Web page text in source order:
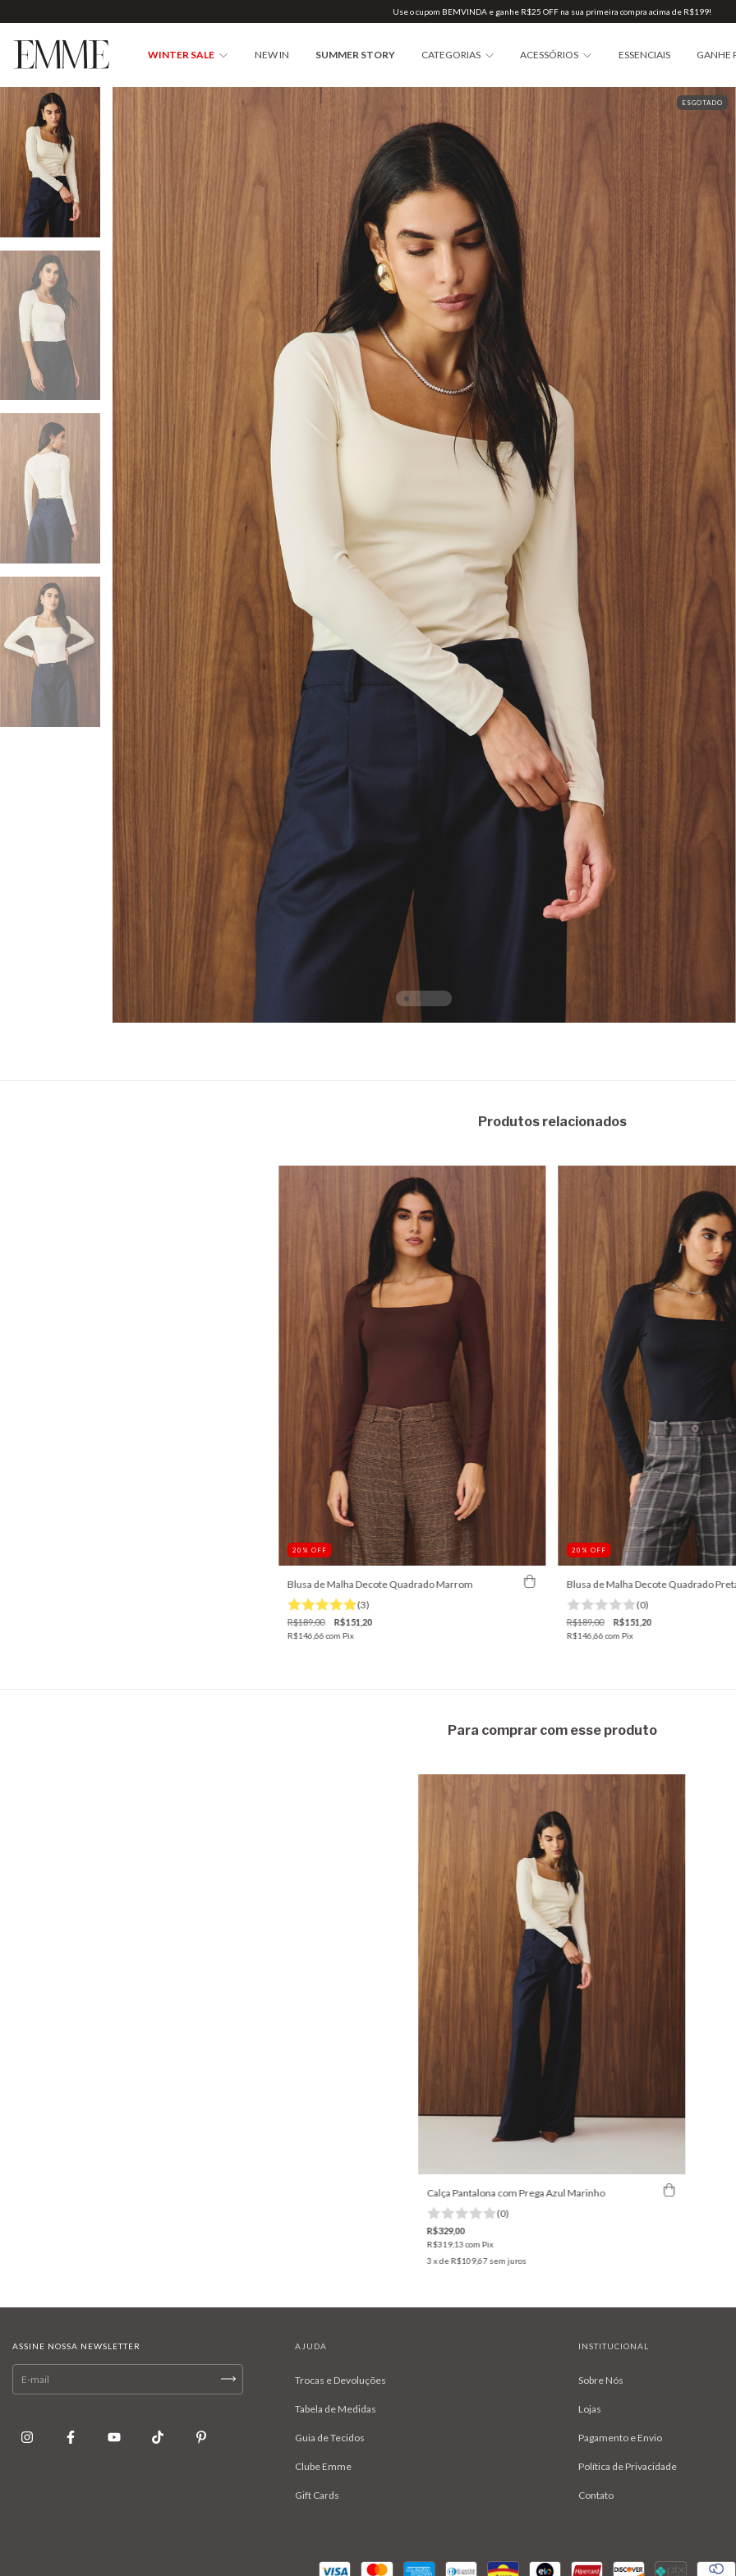
Use o cupom BEMVINDA e ganhe R$25 OFF na sua primeira compra acima de R$199!
WINTER SALE NEW IN SUMMER STORY CATEGORIAS ACESSÓRIOS ESSENCIAIS GANHE
ESGOTADO
Produtos relacionados
20 % OFF
Blusa de Malha Decote Quadrado Marrom
(3)
R$189,00 R$151,20
R$146,66com Pix
20 % OFF
Blusa de Malha Decote Quadrado
(0)
R$189,00 R$151,20
R$146,66com Pix
Para comprar com esse produto
Calça Pantalona com Prega Azul Marinho
(0)
R$329,00
R$319,13com Pix
3 x deR$109,67sem juros
ASSINE NOSSA NEWSLETTER AJUDA
Trocas e Devoluções
Tabela de Medidas
Guia de Tecidos
Clube Emme
Gift Cards
INSTITUCIONAL
Sobre Nós
Lojas
Pagamento e Envio
Política de Privacidade
Contato